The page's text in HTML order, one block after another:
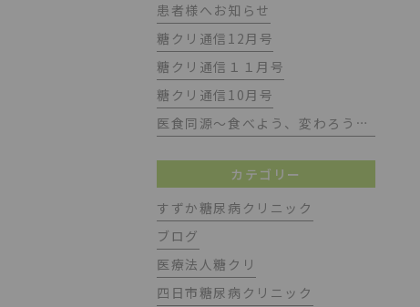
患者様へお知らせ
糖クリ通信12月号
糖クリ通信１１月号
糖クリ通信10月号
医食同源～食べよう、変わろう、もっと健康に～
カテゴリー
すずか糖尿病クリニック
ブログ
医療法人糖クリ
四日市糖尿病クリニック